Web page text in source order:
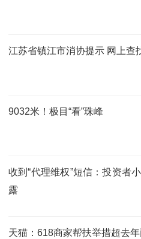
江苏省镇江市消协提示 网上查
9032米！极目“看”珠峰
收到“代理维权”短信：投资者
露
天猫：618商家帮扶举措超去